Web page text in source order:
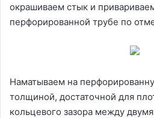
окрашиваем стык и
перфорированной трубе по
Наматываем на
толщиной, достаточной для
кольцевого зазора между